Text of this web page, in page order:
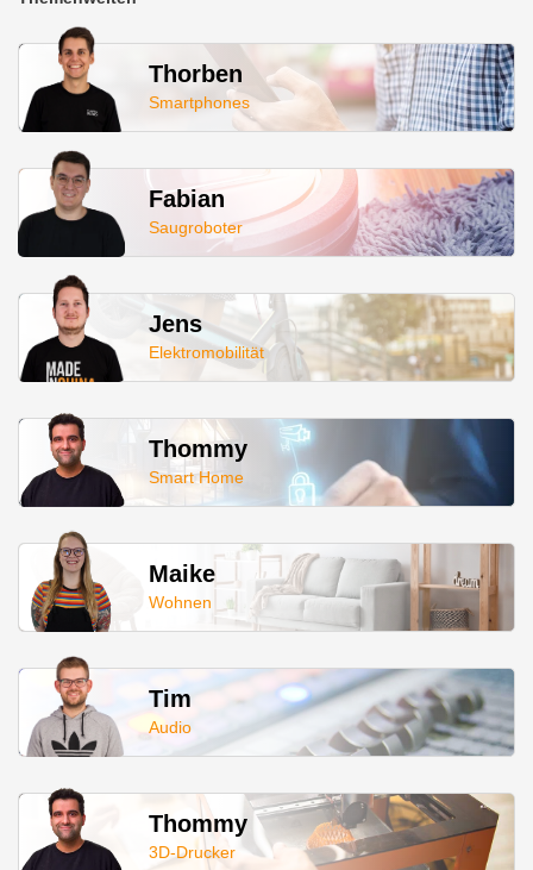
Thorben
Smartphones
Fabian
Saugroboter
Jens
Elektromobilität
Thommy
Smart Home
Maike
Wohnen
Tim
Audio
Thommy
3D-Drucker